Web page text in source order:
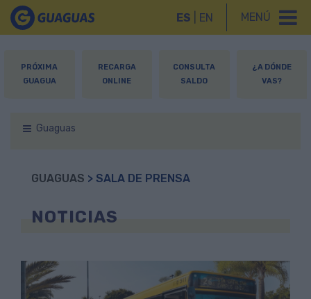
MENÚ
ES EN
PRÓXIMA
GUAGUA
RECARGA
ONLINE
CONSULTA
SALDO
¿A DÓNDE
VAS?
Guaguas
GUAGUAS > SALA DE PRENSA
NOTICIAS